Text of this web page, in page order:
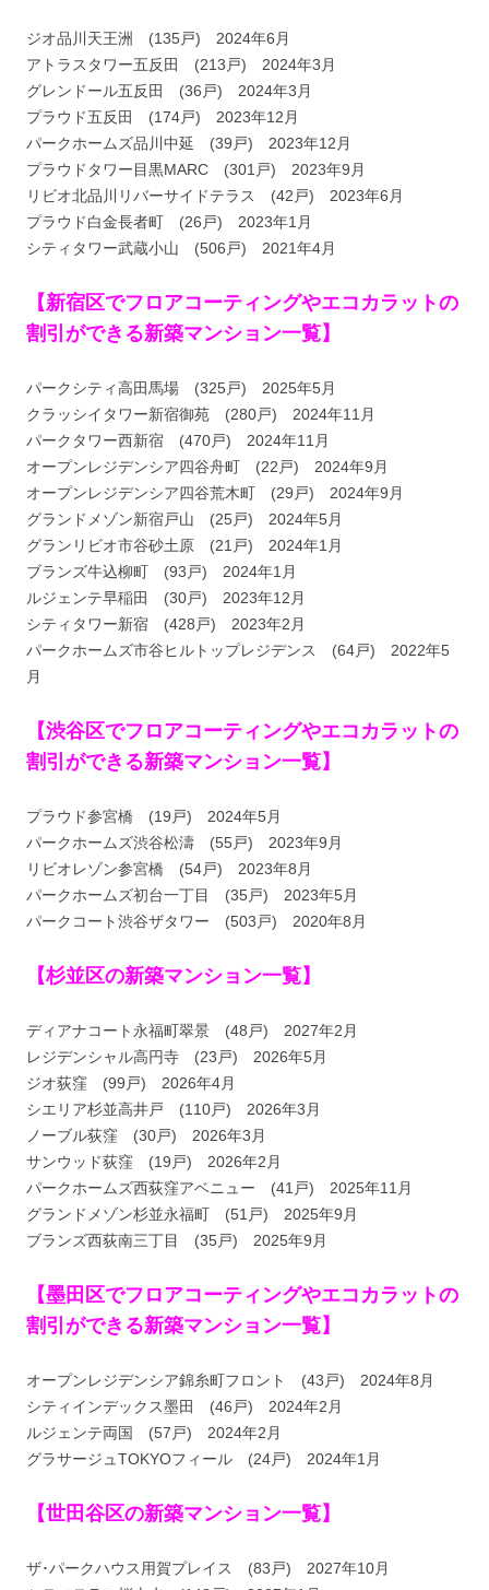
ジオ品川天王洲 (135戸) 2024年6月
アトラスタワー五反田 (213戸) 2024年3月
グレンドール五反田 (36戸) 2024年3月
プラウド五反田 (174戸) 2023年12月
パークホームズ品川中延 (39戸) 2023年12月
プラウドタワー目黒MARC (301戸) 2023年9月
リビオ北品川リバーサイドテラス (42戸) 2023年6月
プラウド白金長者町 (26戸) 2023年1月
シティタワー武蔵小山 (506戸) 2021年4月
【新宿区でフロアコーティングやエコカラットの
割引ができる新築マンション一覧】
パークシティ高田馬場 (325戸) 2025年5月
クラッシイタワー新宿御苑 (280戸) 2024年11月
パークタワー西新宿 (470戸) 2024年11月
オープンレジデンシア四谷舟町 (22戸) 2024年9月
オープンレジデンシア四谷荒木町 (29戸) 2024年9月
グランドメゾン新宿戸山 (25戸) 2024年5月
グランリビオ市谷砂土原 (21戸) 2024年1月
ブランズ牛込柳町 (93戸) 2024年1月
ルジェンテ早稲田 (30戸) 2023年12月
シティタワー新宿 (428戸) 2023年2月
パークホームズ市谷ヒルトップレジデンス (64戸) 2022年5
月
【渋谷区でフロアコーティングやエコカラットの
割引ができる新築マンション一覧】
プラウド参宮橋 (19戸) 2024年5月
パークホームズ渋谷松濤 (55戸) 2023年9月
リビオレゾン参宮橋 (54戸) 2023年8月
パークホームズ初台一丁目 (35戸) 2023年5月
パークコート渋谷ザタワー (503戸) 2020年8月
【杉並区の新築マンション一覧】
ディアナコート永福町翠景 (48戸) 2027年2月
レジデンシャル高円寺 (23戸) 2026年5月
ジオ荻窪 (99戸) 2026年4月
シエリア杉並高井戸 (110戸) 2026年3月
ノーブル荻窪 (30戸) 2026年3月
サンウッド荻窪 (19戸) 2026年2月
パークホームズ西荻窪アベニュー (41戸) 2025年11月
グランドメゾン杉並永福町 (51戸) 2025年9月
ブランズ西荻南三丁目 (35戸) 2025年9月
【墨田区でフロアコーティングやエコカラットの
割引ができる新築マンション一覧】
オープンレジデンシア錦糸町フロント (43戸) 2024年8月
シティインデックス墨田 (46戸) 2024年2月
ルジェンテ両国 (57戸) 2024年2月
グラサージュTOKYOフィール (24戸) 2024年1月
【世田谷区の新築マンション一覧】
ザ･パークハウス用賀プレイス (83戸) 2027年10月